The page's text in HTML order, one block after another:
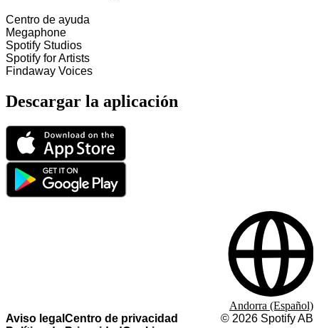
Centro de ayuda
Megaphone
Spotify Studios
Spotify for Artists
Findaway Voices
Descargar la aplicación
Aviso legal Centro de privacidad
© 2026 Spotify AB
Andorra (Español)